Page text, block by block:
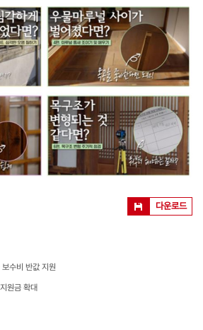
다운로드
수비 반값 지원
원금 확대